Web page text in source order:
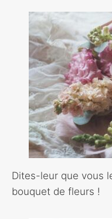
Dites-leur que vous
bouquet de fleurs !